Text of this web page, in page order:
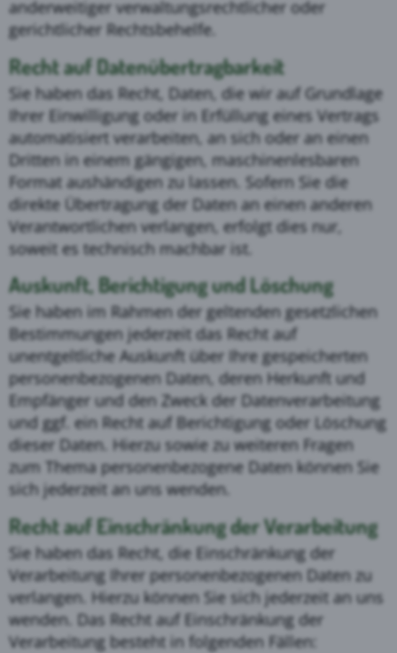
anderweitiger verwaltungsrechtlicher oder
gerichtlicher Rechtsbehelfe.
Recht auf Daten­übertrag­barkeit
Sie haben das Recht, Daten, die wir auf Grundlage
Ihrer Einwilligung oder in Erfüllung eines Vertrags
automatisiert verarbeiten, an sich oder an einen
Dritten in einem gängigen, maschinenlesbaren
Format aushändigen zu lassen. Sofern Sie die
direkte Übertragung der Daten an einen anderen
Verantwortlichen verlangen, erfolgt dies nur,
soweit es technisch machbar ist.
Auskunft, Berichtigung und Löschung
Sie haben im Rahmen der geltenden gesetzlichen
Bestimmungen jederzeit das Recht auf
unentgeltliche Auskunft über Ihre gespeicherten
personenbezogenen Daten, deren Herkunft und
Empfänger und den Zweck der Datenverarbeitung
und ggf. ein Recht auf Berichtigung oder Löschung
dieser Daten. Hierzu sowie zu weiteren Fragen
zum Thema personenbezogene Daten können Sie
sich jederzeit an uns wenden.
Recht auf Einschränkung der Verarbeitung
Sie haben das Recht, die Einschränkung der
Verarbeitung Ihrer personenbezogenen Daten zu
verlangen. Hierzu können Sie sich jederzeit an uns
wenden. Das Recht auf Einschränkung der
Verarbeitung besteht in folgenden Fällen: